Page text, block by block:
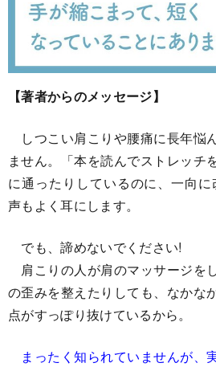
【著者からのメッセージ】
しつこい肩こりや腰痛に長年悩
ません。「本を読んでストレッチ
に通ったりしているのに、一向に
声もよく耳にします。
でも、諦めないでください!
肩こりの人が肩のマッサージを
の歪みを整えたりしても、なかな
点がすっぽり抜けているから。
まったく知られていませんが、